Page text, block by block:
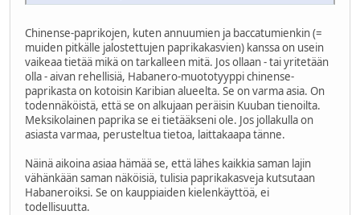
Chinense-paprikojen, kuten annuumien ja baccatumienkin (=
muiden pitkälle jalostettujen paprikakasvien) kanssa on usein
vaikeaa tietää mikä on tarkalleen mitä. Jos ollaan - tai yritetään
olla - aivan rehellisiä, Habanero-muototyyppi chinense-
paprikasta on kotoisin Karibian alueelta. Se on varma asia. On
todennäköistä, että se on alkujaan peräisin Kuuban tienoilta.
Meksikolainen paprika se ei tietääkseni ole. Jos jollakulla on
asiasta varmaa, perusteltua tietoa, laittakaapa tänne.
Näinä aikoina asiaa hämää se, että lähes kaikkia saman lajin
vähänkään saman näköisiä, tulisia paprikakasveja kutsutaan
Habaneroiksi. Se on kauppiaiden kielenkäyttöä, ei
todellisuutta.